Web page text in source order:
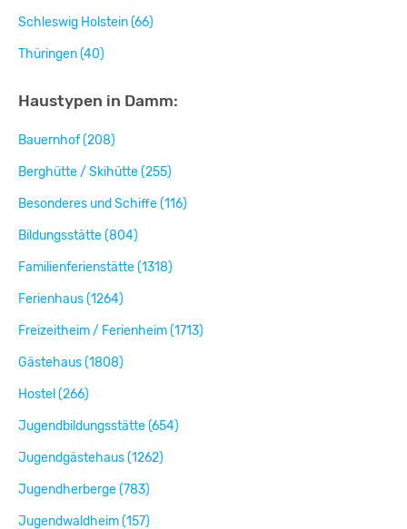
Schleswig Holstein (66)
Thüringen (40)
Haustypen in Damm:
Bauernhof (208)
Berghütte / Skihütte (255)
Besonderes und Schiffe (116)
Bildungsstätte (804)
Familienferienstätte (1318)
Ferienhaus (1264)
Freizeitheim / Ferienheim (1713)
Gästehaus (1808)
Hostel (266)
Jugendbildungsstätte (654)
Jugendgästehaus (1262)
Jugendherberge (783)
Jugendwaldheim (157)